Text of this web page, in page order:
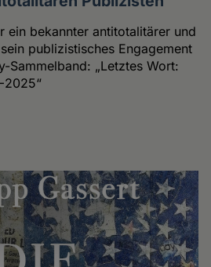
ein bekannter antitotalitärer und
publizistisches Engagement
Sammelband: „Letztes Wort: